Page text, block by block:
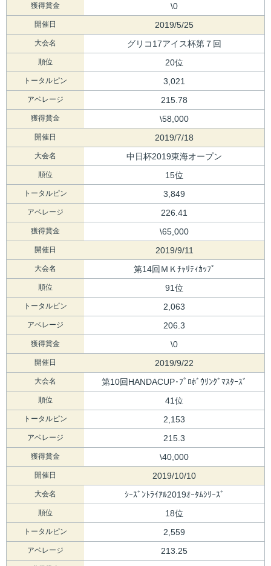
獲得賞金 \0
開催日 2019/5/25
大会名 グリコ17アイス杯第７回
順位 20位
トータルピン 3,021
アベレージ 215.78
獲得賞金 \58,000
開催日 2019/7/18
大会名 中日杯2019東海オープン
順位 15位
トータルピン 3,849
アベレージ 226.41
獲得賞金 \65,000
開催日 2019/9/11
大会名 第14回ＭＫﾁｬﾘﾃｨｶｯﾌﾟ
順位 91位
トータルピン 2,063
アベレージ 206.3
獲得賞金 \0
開催日 2019/9/22
大会名 第10回HANDACUP･ﾌﾟﾛﾎﾞｳﾘﾝｸﾞﾏｽﾀｰｽﾞ
順位 41位
トータルピン 2,153
アベレージ 215.3
獲得賞金 \40,000
開催日 2019/10/10
大会名 ｼｰｽﾞﾝﾄﾗｲｱﾙ2019ｵｰﾀﾑｼﾘｰｽﾞ
順位 18位
トータルピン 2,559
アベレージ 213.25